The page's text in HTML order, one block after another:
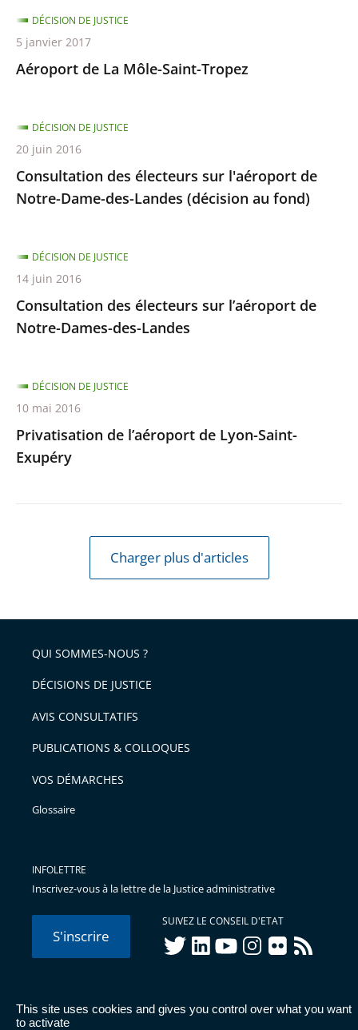
This site uses cookies and gives you control over what you want
to activate
Aéroport de La Môle-Saint-Tropez
DÉCISION DE JUSTICE
5 janvier 2017
Consultation des électeurs sur l'aéroport de
Notre-Dame-des-Landes (décision au fond)
DÉCISION DE JUSTICE
20 juin 2016
Consultation des électeurs sur l’aéroport de
Notre-Dames-des-Landes
DÉCISION DE JUSTICE
14 juin 2016
Privatisation de l’aéroport de Lyon-Saint-
Exupéry
DÉCISION DE JUSTICE
10 mai 2016
Charger plus d'articles
QUI SOMMES-NOUS ?
DÉCISIONS DE JUSTICE
AVIS CONSULTATIFS
PUBLICATIONS & COLLOQUES
VOS DÉMARCHES
Glossaire
INFOLETTRE
Inscrivez-vous à la lettre de la Justice administrative
S'inscrire
SUIVEZ LE CONSEIL D'ETAT
twitterlinkedInyoutubeinstagram
flickr rss
© Conseil d'État 2026 - Mentions légales
Données